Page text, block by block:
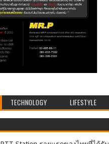
TECHNOLOGY LIFESTYLE